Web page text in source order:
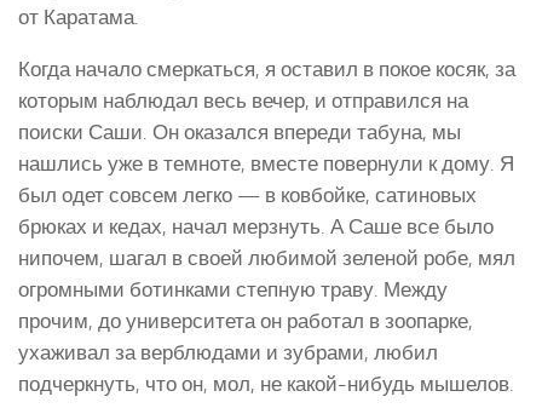
от Каратама.
Когда начало смеркаться, я оставил в покое косяк, за
которым наблюдал весь вечер, и отправился на
поиски Саши. Он оказался впереди табуна, мы
нашлись уже в темноте, вместе повернули к дому. Я
был одет совсем легко — в ковбойке, сатиновых
брюках и кедах, начал мерзнуть. А Саше все было
нипочем, шагал в своей любимой зеленой робе, мял
огромными ботинками степную траву. Между
прочим, до университета он работал в зоопарке,
ухаживал за верблюдами и зубрами, любил
подчеркнуть, что он, мол, не какой-нибудь мышелов.